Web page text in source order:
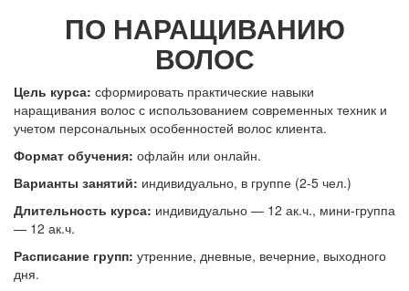
ПО НАРАЩИВАНИЮ
ВОЛОС
Цель курса: сформировать практические навыки
наращивания волос с использованием современных техник и
учетом персональных особенностей волос клиента.
Формат обучения: офлайн или онлайн.
Варианты занятий: индивидуально, в группе (2-5 чел.)
Длительность курса: индивидуально — 12 ак.ч., мини-группа
— 12 ак.ч.
Расписание групп: утренние, дневные, вечерние, выходного
дня.